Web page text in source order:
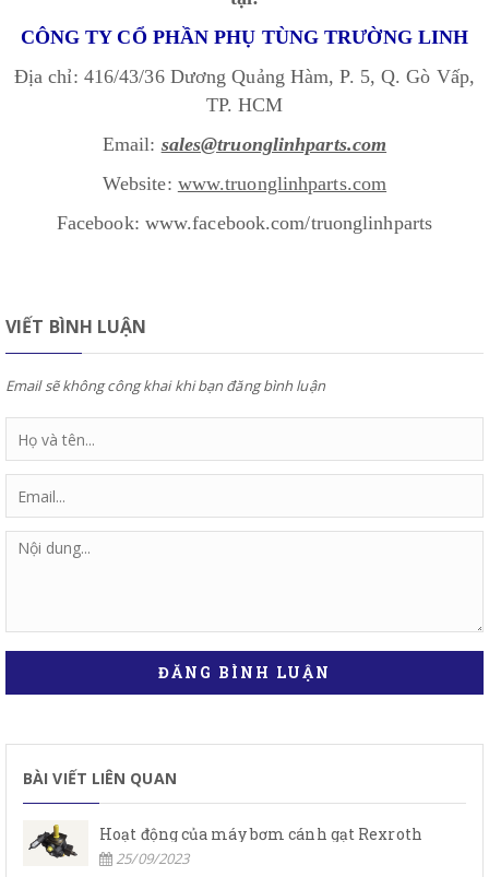
CÔNG TY CỔ PHẦN PHỤ TÙNG TRƯỜNG LINH
Địa chỉ: 416/43/36 Dương Quảng Hàm, P. 5, Q. Gò Vấp,
TP. HCM
Email: sales@truonglinhparts.com
Website: www.truonglinhparts.com
Facebook: www.facebook.com/truonglinhparts
VIẾT BÌNH LUẬN
Email sẽ không công khai khi bạn đăng bình luận
ĐĂNG BÌNH LUẬN
BÀI VIẾT LIÊN QUAN
Hoạt động của máy bơm cánh gạt Rexroth
25/09/2023